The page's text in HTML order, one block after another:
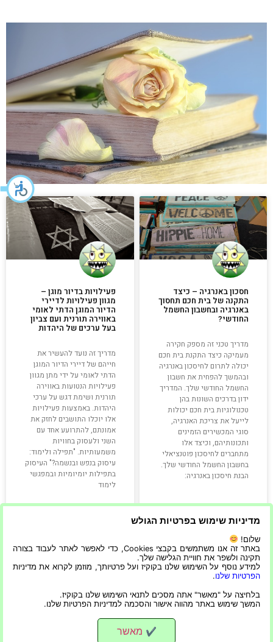
חסכון באנרגיה – כיצד
התקנה של בית חכם תחסוך
באנרגיה ובחשבון החשמל
החודשי?
מדריך טכני זה מספק חקירה
מעמיקה כיצד התקנת בית חכם
יכולה לתרום לחיסכון באנרגיה
ובהמשך להפחית את חשבון
החשמל החודשי שלך. המדריך
ידון בדרכים השונות בהן
טכנולוגיות בית חכם יכולות
לייעל את צריכת האנרגיה,
סוגי המכשירים הזמינים
ותכונותיהם, וכיצד אלו
מתחברים לחיסכון פוטנציאלי
בחשבון החשמל החודשי שלך.
הבנת חיסכון באנרגיה:
קרא עוד »
27/12/2023
פעילויות בדיור מוגן –
מגוון פעילויות לדיירי
הדיור המוגן הדתי לאומי
באווירה תורנית ועם צביון
בעל ערכים של היהדות
מדריך זה נועד להעשיר את
חייהם של דיירי הדיור המוגן
הדתי לאומי על ידי מתן מגוון
פעילויות הנטועות באווירה
תורנית ושימת דגש על ערכי
היהדות. באמצעות פעילויות
אלו יוכלו התושבים לחזק את
אמונתם, להתרועע אחד עם
השני ולעסוק בחוויות
משמעותיות. "תפילה ולימוד:
עיסוק בנפש ובנשמה?" העיסוק
בתפילות יומיומיות ובמפגשי
לימוד
17/04/2024
כל מה שצריך לדעת לחיים האמיתיים
כל הזכויות שמורות
מדיניות שימוש בפרטיות הגולש
שלום!
באתר זה אנו משתמשים בקבצי Cookies, כדי לאפשר לאתר לעבוד בצורה
תקינה ולשפר את חוויית הגלישה שלך.
למידע נוסף על השימוש שלנו בקוקיז ועל פרטיותך, מוזמן לקרוא את מדיניות
הפרטיות שלנו.
בלחיצה על "מאשר" אתה מסכים לתנאי השימוש שלנו בקוקיז.
המשך שימוש באתר מהווה אישור והסכמה למדיניות הפרטיות שלנו.
✔ מאשר